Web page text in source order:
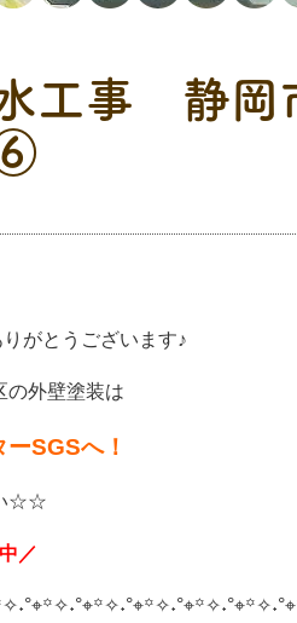
工事 静岡
がとうございます♪
の外壁塗装は
SGSへ！
☆☆
／